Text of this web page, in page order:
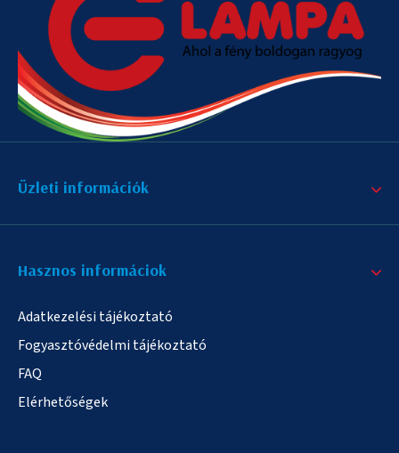
Üzleti információk
Hasznos informáciok
Adatkezelési tájékoztató
Fogyasztóvédelmi tájékoztató
FAQ
Elérhetőségek